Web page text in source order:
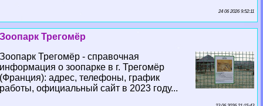
24 06 2026 9:52:11
Зоопарк Трегомёр
Зоопарк Трегомёр - справочная
информация о зоопарке в г. Трегомёр
(Франция): адрес, телефоны, график
работы, официальный сайт в 2023 году...